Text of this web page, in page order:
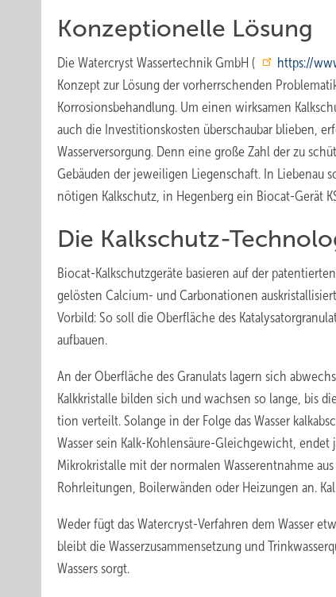
Konzeptionelle Lösung
Die Watercryst Wassertechnik GmbH ( https://
Konzept zur Lösung der vorherrschenden
Korrosionsbehandlung. Um einen wirksamen
auch die Investitionskosten überschaubar blieben,
Wasserversorgung. Denn eine große Zahl der zu
Gebäuden der jeweiligen Liegenschaft. In Liebenau
nötigen Kalkschutz, in Hegenberg ein Biocat-Gerät
Die Kalkschutz-
Biocat-Kalkschutzgeräte basieren auf der
gelösten Calcium- und Carbonationen
Vorbild: So soll die Oberfläche des
aufbauen.
An der Oberfläche des Granulats lagern sich
Kalkkristalle bilden sich und wachsen so lange, bis
tion verteilt. Solange in der Folge das Wasser
Wasser sein Kalk-Kohlensäure-Gleichgewicht,
Mikrokristalle mit der normalen Wasserentnahme
Rohrleitungen, Boilerwänden oder Heizungen an.
Weder fügt das Watercryst-Verfahren dem Wasser
bleibt die Wasserzusammensetzung und
Wassers sorgt.